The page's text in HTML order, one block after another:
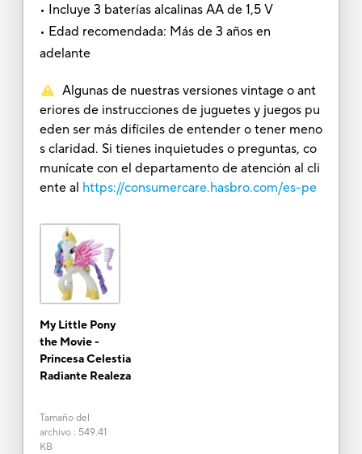
• Incluye 3 baterías alcalinas AA de 1,5 V
• Edad recomendada: Más de 3 años en
adelante
Algunas de nuestras versiones vintage o ant
eriores de instrucciones de juguetes y juegos pu
eden ser más difíciles de entender o tener meno
s claridad. Si tienes inquietudes o preguntas, co
munícate con el departamento de atención al cli
ente al https://consumercare.hasbro.com/es-pe
My Little Pony
the Movie -
Princesa Celestia
Radiante Realeza
Tamaño del
archivo: 549.41
KB